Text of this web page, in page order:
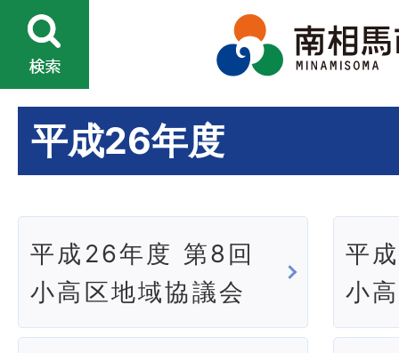
平成26年度
平成26年度 第8回
小高区地域協議会
平
小